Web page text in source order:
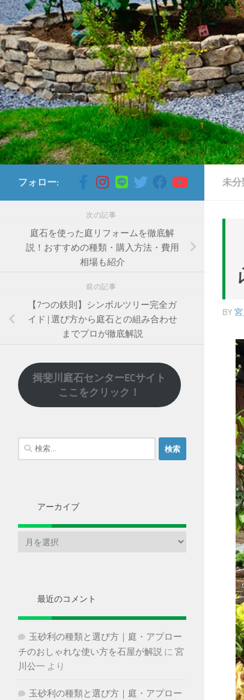
コンテンツへスキップ
未分
BY
フォロー:
次の記事
庭石を使った庭リフォームを徹底解
説！おすすめの種類・購入方法・費用
相場も紹介
前の記事
【7つの鉄則】シンボルツリー完全ガ
イド | 選び方から庭石との組み合わせ
までプロが徹底解説
揖斐川庭石センターECサイト
ここをクリック！
検
索:
アーカイブ
最近のコメント
玉砂利の種類と選び方｜庭・アプロー
チのおしゃれな使い方を石屋が解説 に 宮
川公一 より
玉砂利の種類と選び方｜庭・アプロー